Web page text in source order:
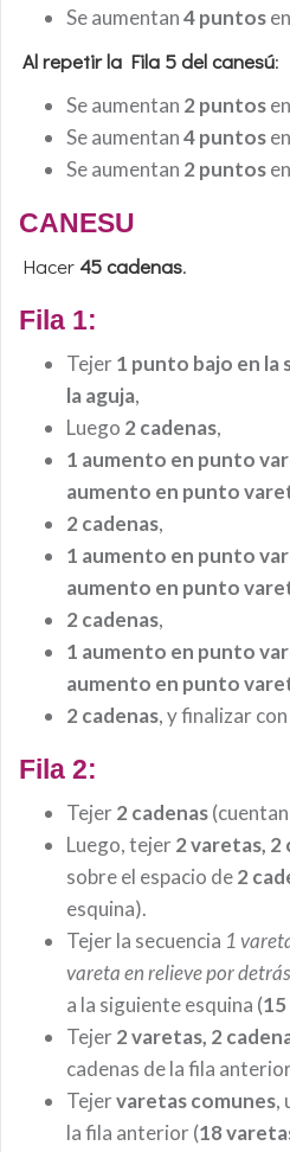
Se aumentan4 puntos
Al repetir la Fila 5 del canesú:
Se aumentan 2 puntos
Se aumentan4 puntos
Se aumentan 2 puntos
CANESU
Hacer 45cadenas.
Fila 1:
Tejer1 punto bajo en la
la aguja,
Luego 2 cadenas,
1 aumento en punto
aumento en punto
2 cadenas,
1 aumento en punto
aumento en punto
2 cadenas,
1 aumento en punto
aumento en punto
2 cadenas, y finalizar con
Fila 2:
Tejer2 cadenas
Luego, tejer2 varetas, 2
sobre el espacio de2
esquina).
Tejer la secuencia 1
vareta en relieve por detrás
a la siguiente esquina (
Tejer2 varetas, 2
cadenas de la fila
Tejervaretas comunes,
la fila anterior (18